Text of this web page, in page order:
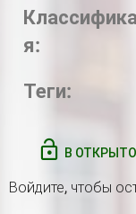
я:
Теги:
В
Войдите, чтобы